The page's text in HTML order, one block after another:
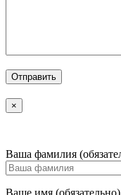
×
Ваша фамилия